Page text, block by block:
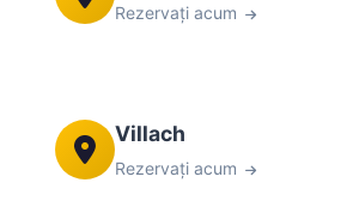
Rezervați acum
Villach
Rezervați acum